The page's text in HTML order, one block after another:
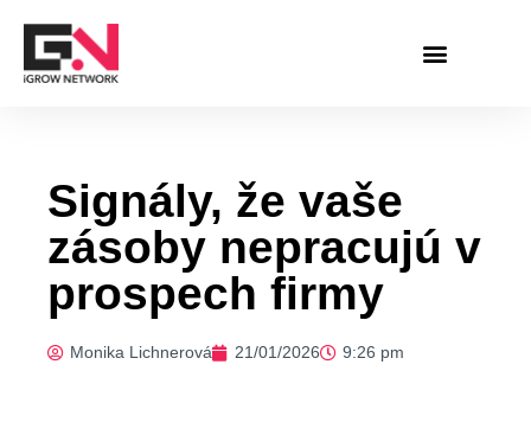
obsah
Signály, že vaše
zásoby nepracujú v
prospech firmy
Monika Lichnerová 21/01/2026 9:26 pm